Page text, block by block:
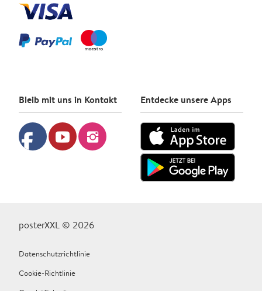
Bleib mit uns in Kontakt
facebook youtube instagram
Entdecke unsere Apps
posterXXL © 2026
Datenschutzrichtlinie
Cookie-Richtlinie